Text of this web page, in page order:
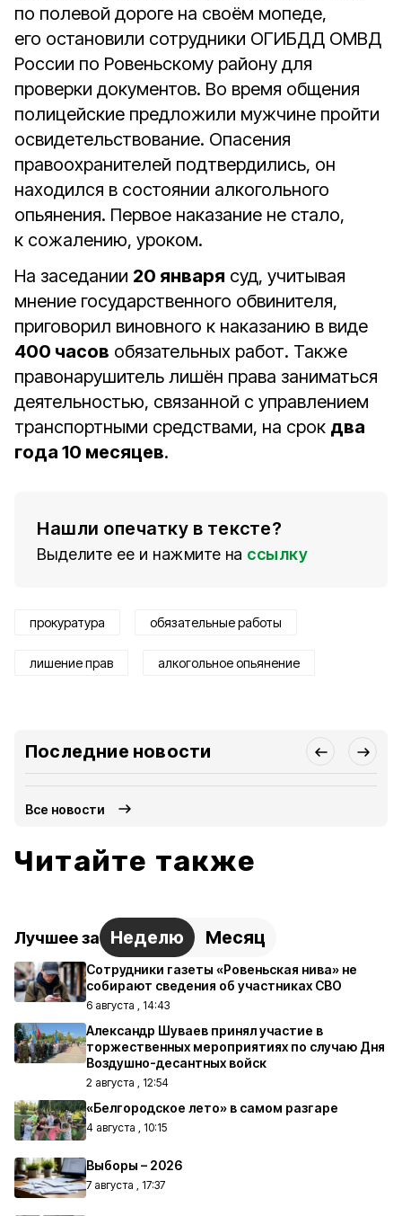
по полевой дороге на своём мопеде,
его остановили сотрудники ОГИБДД ОМВД
России по Ровеньскому району для
проверки документов. Во время общения
полицейские предложили мужчине пройти
освидетельствование. Опасения
правоохранителей подтвердились, он
находился в состоянии алкогольного
опьянения. Первое наказание не стало,
к сожалению, уроком.
На заседании 20 января суд, учитывая
мнение государственного обвинителя,
приговорил виновного к наказанию в виде
400 часов обязательных работ. Также
правонарушитель лишён права заниматься
деятельностью, связанной с управлением
транспортными средствами, на срок два
года 10 месяцев.
Нашли опечатку в тексте?
Выделите ее и нажмите на ссылку
прокуратура обязательные работы
лишение прав алкогольное опьянение
Последние новости
Все новости
Читайте также
Лучшее за Неделю Месяц
Сотрудники газеты «Ровеньская нива» не
собирают сведения об участниках СВО
6 августа , 14:43
Александр Шуваев принял участие в
торжественных мероприятиях по случаю Дня
Воздушно-десантных войск
2 августа , 12:54
«Белгородское лето» в самом разгаре
4 августа , 10:15
Выборы – 2026
7 августа , 17:37